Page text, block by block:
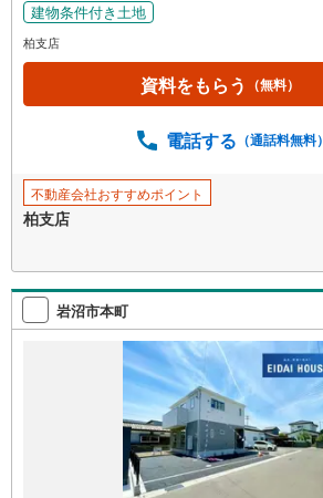
マ
イ
ペ
ジ
存
す
建物条件付き土地
柏支店
資料をもらう （無料）
電話する （通話料無料）
不動産会社おすすめポイント
柏支店
岩沼市本町